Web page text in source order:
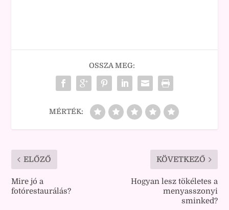
OSSZA MEG:
MÉRTÉK:
ELŐZŐ
Mire jó a
fotórestaurálás?
KÖVETKEZŐ
Hogyan lesz tökéletes a
menyasszonyi
sminked?